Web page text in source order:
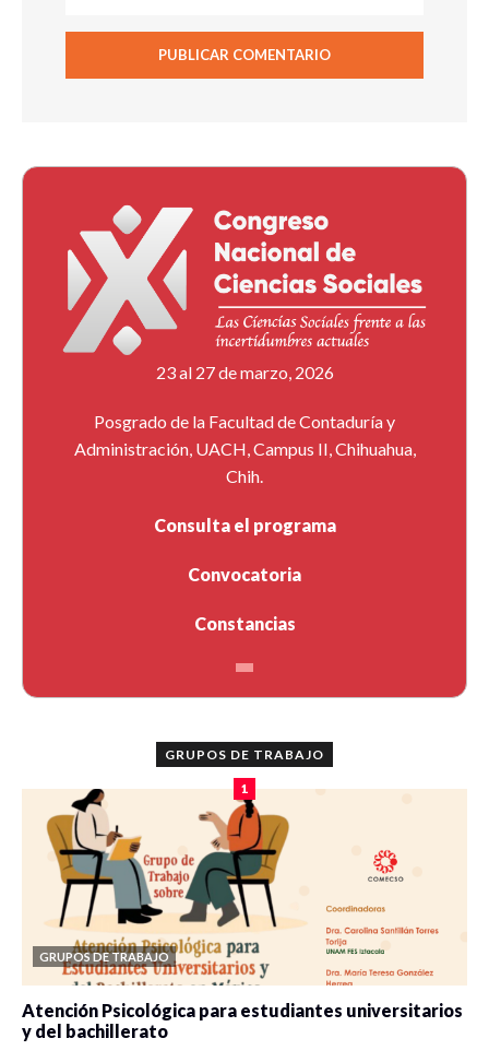
23 al 27 de marzo, 2026
Posgrado de la Facultad de Contaduría y
Administración, UACH, Campus II, Chihuahua,
Chih.
Consulta el programa
Convocatoria
Constancias
GRUPOS DE TRABAJO
1
GRUPOS DE TRABAJO
Atención Psicológica para estudiantes universitarios
y del bachillerato